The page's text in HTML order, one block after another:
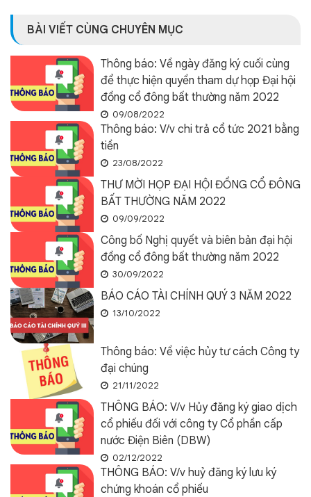
BÀI VIẾT CÙNG CHUYÊN MỤC
Thông báo: Về ngày đăng ký cuối cùng
để thực hiện quyền tham dự họp Đại hội
đồng cổ đông bất thường năm 2022
09/08/2022
Thông báo: V/v chi trả cổ tức 2021 bằng
tiền
23/08/2022
THƯ MỜI HỌP ĐẠI HỘI ĐỒNG CỔ ĐÔNG
BẤT THƯỜNG NĂM 2022
09/09/2022
Công bố Nghị quyết và biên bản đại hội
đồng cổ đông bất thường năm 2022
30/09/2022
BÁO CÁO TÀI CHÍNH QUÝ 3 NĂM 2022
13/10/2022
Thông báo: Về việc hủy tư cách Công ty
đại chúng
21/11/2022
THÔNG BÁO: V/v Hủy đăng ký giao dịch
cổ phiếu đối với công ty Cổ phần cấp
nước Điện Biên (DBW)
02/12/2022
THÔNG BÁO: V/v huỷ đăng ký lưu ký
chứng khoán cổ phiếu